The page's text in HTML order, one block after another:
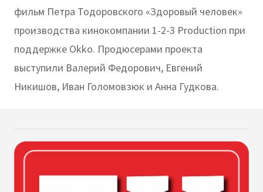
фильм Петра Тодоровского «Здоровый человек»
производства кинокомпании 1-2-3 Production при
поддержке Okko. Продюсерами проекта
выступили Валерий Федорович, Евгений
Никишов, Иван Голомовзюк и Анна Гудкова.